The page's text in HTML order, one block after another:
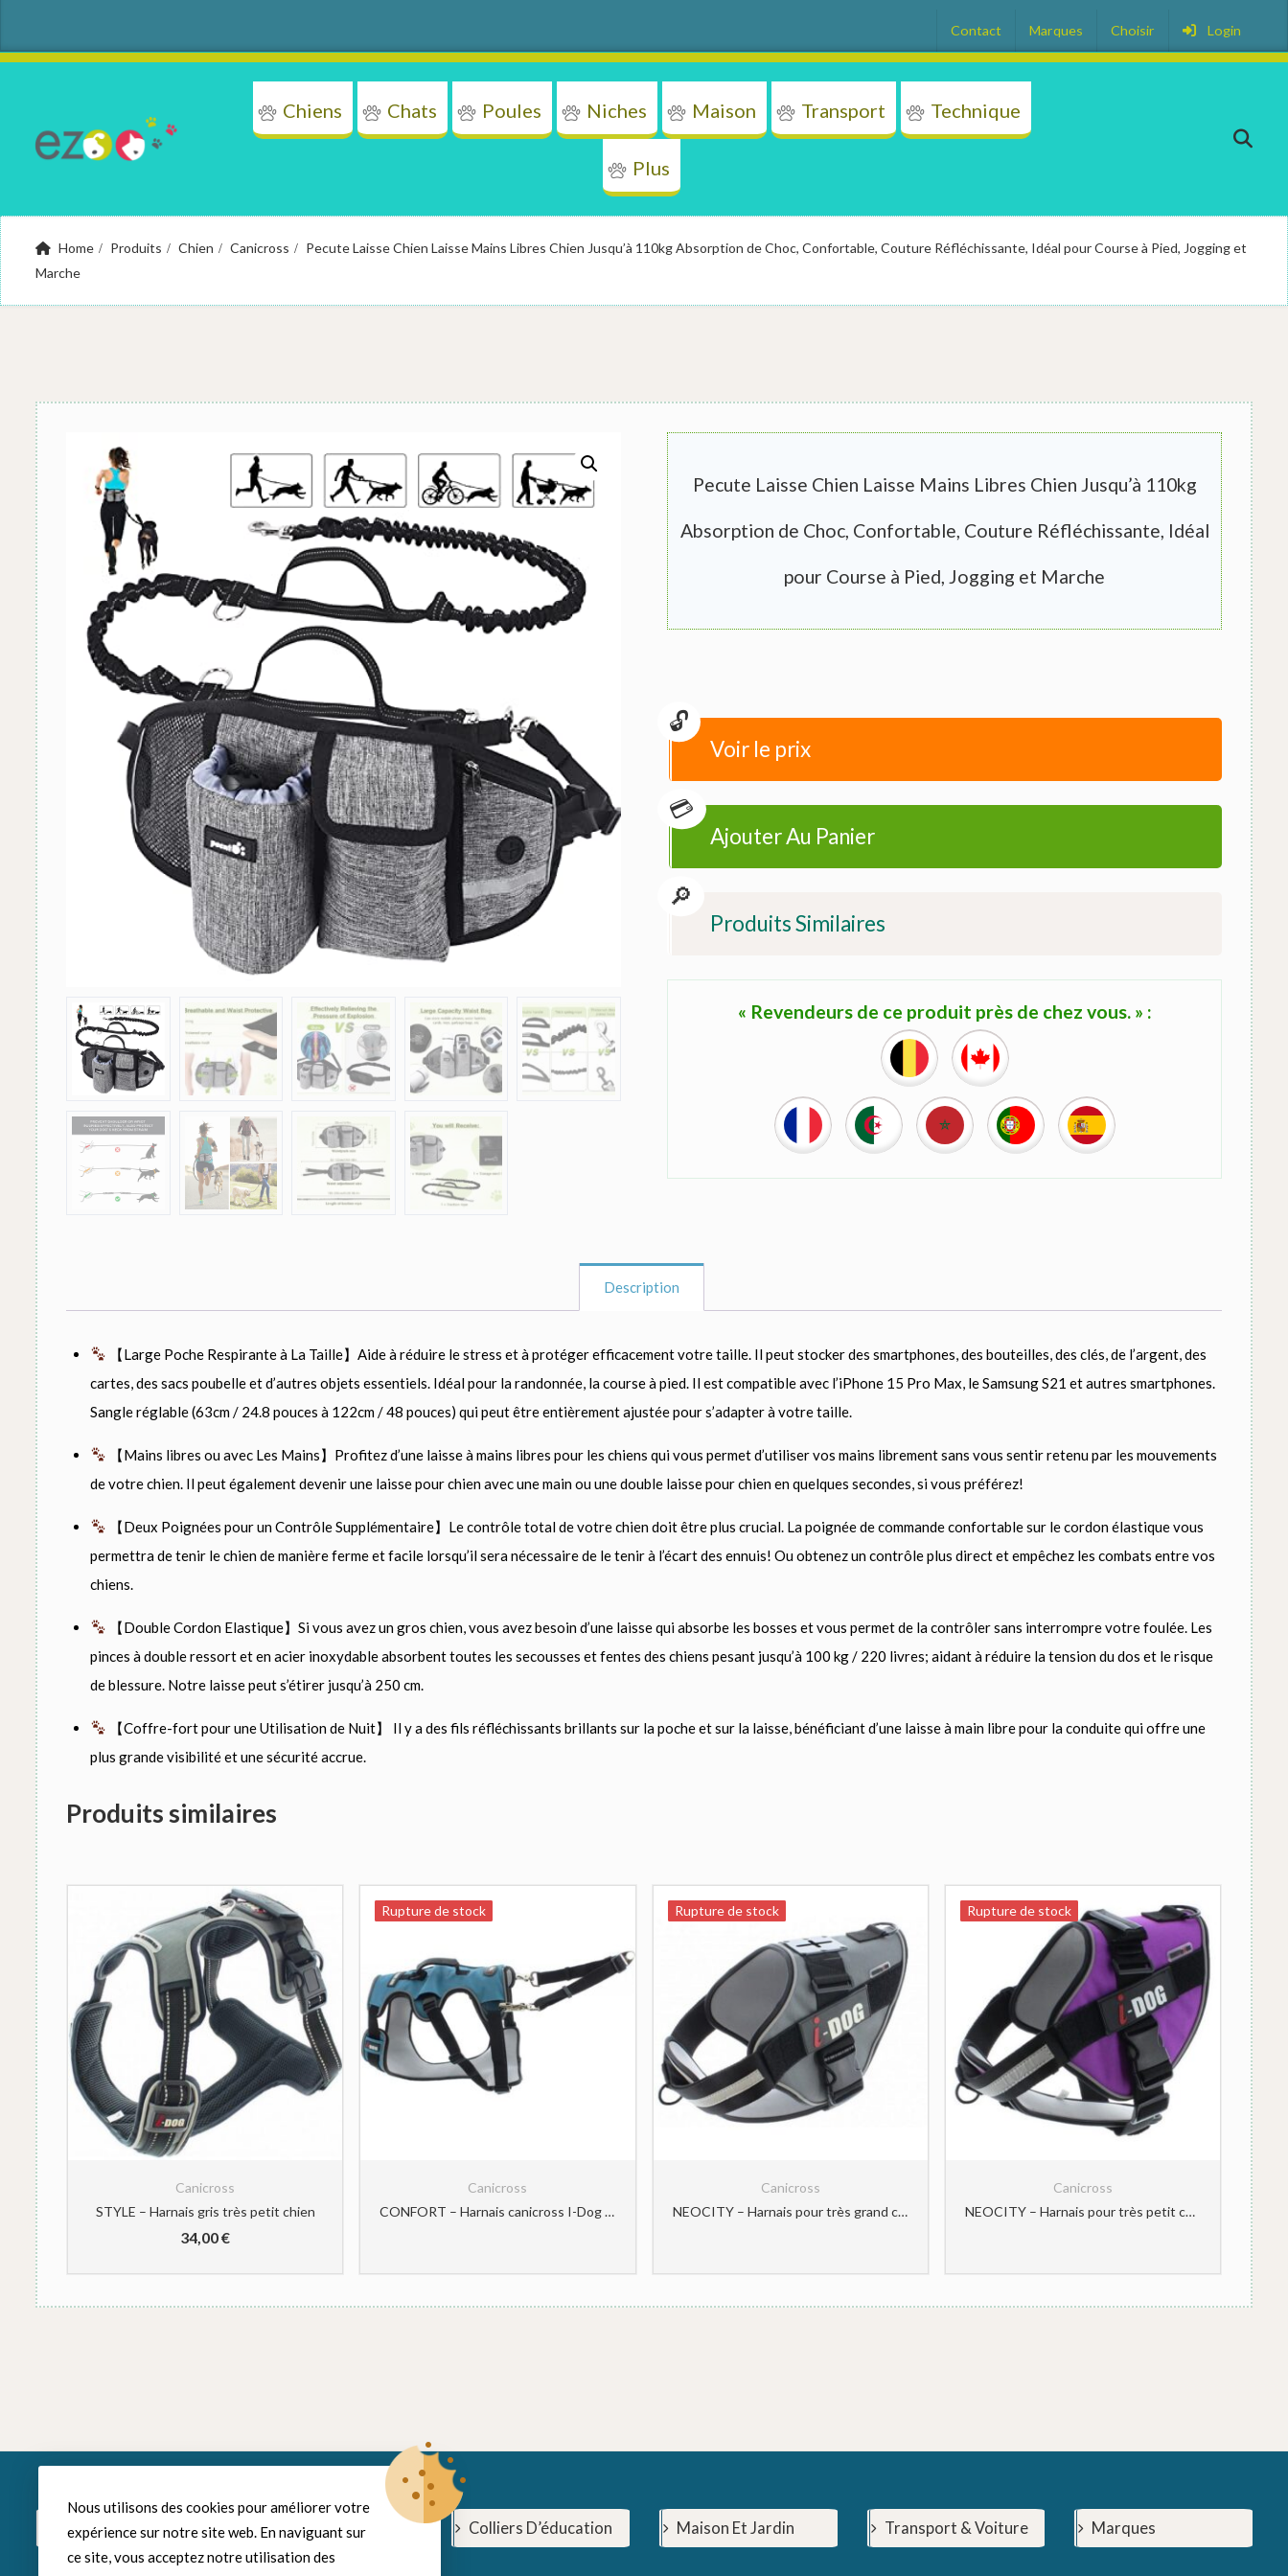
Contact Marques Choisir Login
Chiens Chats Poules Niches Maison Transport Technique
Plus
Poules
Home Produits Chien Canicross
Pecute Laisse Chien Laisse Mains Libres Chien Jusqu’à 110kg Absorption de Choc, Confortable, Couture Réfléchissante, Idéal pour Course à Pied, Jogging et
Marche
Pecute Laisse Chien Laisse Mains Libres Chien Jusqu’à 110kg
Absorption de Choc, Confortable, Couture Réfléchissante, Idéal
pour Course à Pied, Jogging et Marche
Voir le prix
Ajouter Au Panier
Produits Similaires
« Revendeurs de ce produit près de chez vous. » :
Description
【Large Poche Respirante à La Taille】Aide à réduire le stress et à protéger efficacement votre taille. Il peut stocker des smartphones, des bouteilles, des clés, de l’argent, des
cartes, des sacs poubelle et d’autres objets essentiels. Idéal pour la randonnée, la course à pied. Il est compatible avec l’iPhone 15 Pro Max, le Samsung S21 et autres smartphones.
Sangle réglable (63cm / 24.8 pouces à 122cm / 48 pouces) qui peut être entièrement ajustée pour s’adapter à votre taille.
【Mains libres ou avec Les Mains】Profitez d’une laisse à mains libres pour les chiens qui vous permet d’utiliser vos mains librement sans vous sentir retenu par les mouvements
de votre chien. Il peut également devenir une laisse pour chien avec une main ou une double laisse pour chien en quelques secondes, si vous préférez!
【Deux Poignées pour un Contrôle Supplémentaire】Le contrôle total de votre chien doit être plus crucial. La poignée de commande confortable sur le cordon élastique vous
permettra de tenir le chien de manière ferme et facile lorsqu’il sera nécessaire de le tenir à l’écart des ennuis! Ou obtenez un contrôle plus direct et empêchez les combats entre vos
chiens.
【Double Cordon Elastique】Si vous avez un gros chien, vous avez besoin d’une laisse qui absorbe les bosses et vous permet de la contrôler sans interrompre votre foulée. Les
pinces à double ressort et en acier inoxydable absorbent toutes les secousses et fentes des chiens pesant jusqu’à 100 kg / 220 livres; aidant à réduire la tension du dos et le risque
de blessure. Notre laisse peut s’étirer jusqu’à 250 cm.
【Coffre-fort pour une Utilisation de Nuit】 Il y a des fils réfléchissants brillants sur la poche et sur la laisse, bénéficiant d’une laisse à main libre pour la conduite qui offre une
plus grande visibilité et une sécurité accrue.
Produits similaires
Canicross
STYLE – Harnais gris très petit chien
34,00€
Rupture de stock
Rupture de stock
Canicross
CONFORT – Harnais canicross I-Dog pour grand chien
Rupture de stock
Rupture de stock
Canicross
NEOCITY – Harnais pour très grand chien
Rupture de stock
Rupture de stock
Canicross
NEOCITY – Harnais pour très petit chien
Rayon Chien Espace Chat Colliers D’éducation Maison Et Jardin Transport & Voiture Marques
Nous utilisons des cookies pour améliorer votre
expérience sur notre site web. En naviguant sur
ce site, vous acceptez notre utilisation des